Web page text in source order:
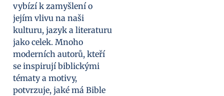
vybízí k zamyšlení o
jejím vlivu na naši
kulturu, jazyk a literaturu
jako celek. Mnoho
moderních autorů, kteří
se inspirují biblickými
tématy a motivy,
potvrzuje, jaké má Bible